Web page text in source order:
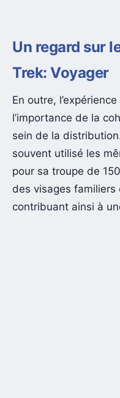
Un regard sur
Trek: Voyager
En outre,
l’importance de la
sein de la
souvent utilisé les
pour sa troupe de
des visages familiers
contribuant ainsi à